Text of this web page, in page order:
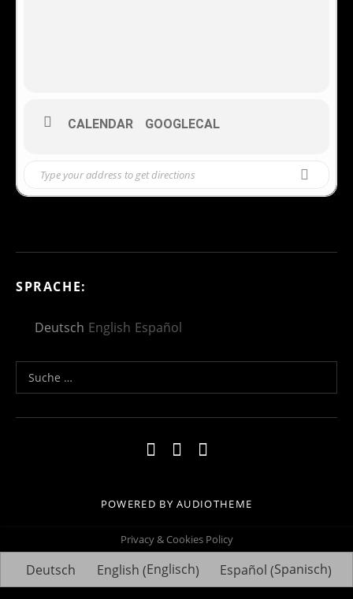
CALENDAR GOOGLECAL
SPRACHE:
Deutsch English Español
Suche nach:
Social Media Profiles
Impressum
Kontakt
POWERED BYAUDIOTHEME
Privacy & Cookies Policy
Deutsch English (Englisch) Español (Spanisch)